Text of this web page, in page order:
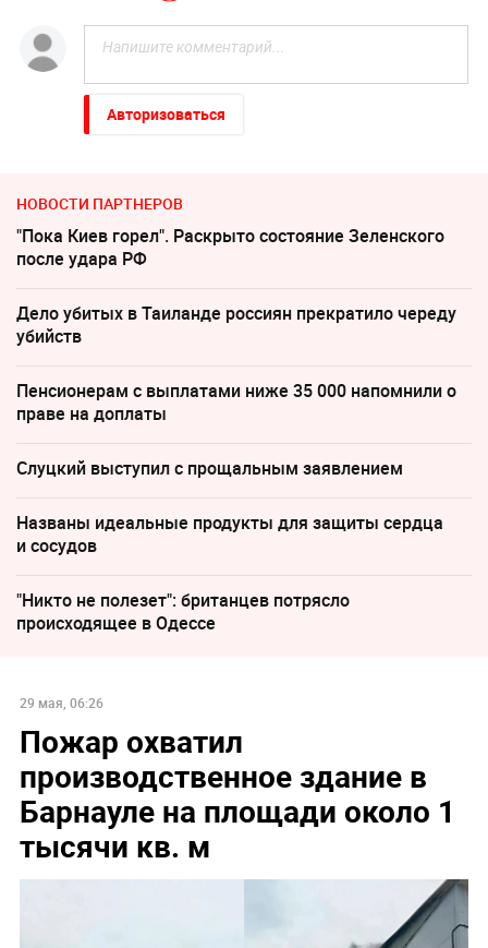
Авторизоваться
НОВОСТИ ПАРТНЕРОВ
"Пока Киев горел". Раскрыто состояние Зеленского
после удара РФ
Дело убитых в Таиланде россиян прекратило череду
убийств
Пенсионерам с выплатами ниже 35 000 напомнили о
праве на доплаты
Слуцкий выступил с прощальным заявлением
Названы идеальные продукты для защиты сердца
и сосудов
"Никто не полезет": британцев потрясло
происходящее в Одессе
29 мая, 06:26
Пожар охватил
производственное здание в
Барнауле на площади около 1
тысячи кв. м